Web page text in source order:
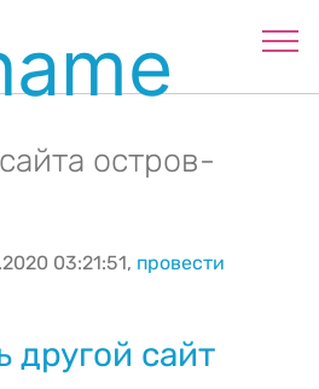
остров-
03:21:51, провести
другой сайт